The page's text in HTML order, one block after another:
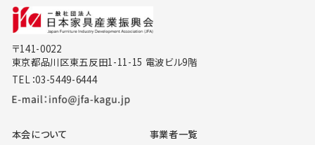
〒141-0022
東京都品川区東五反田1-11-15 電波ビル9階
TEL：03-5449-6444
本会について
事業者一覧